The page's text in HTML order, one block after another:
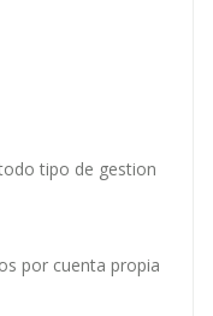
tipo de gestion
por cuenta propia